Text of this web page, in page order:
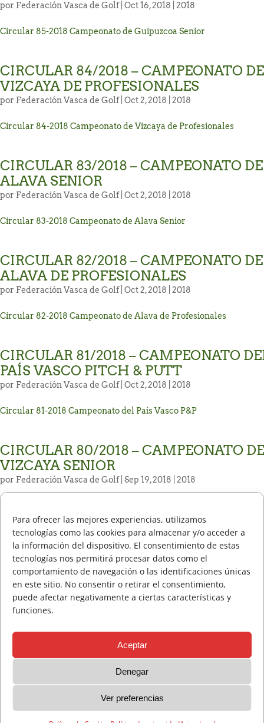
Para ofrecer las mejores experiencias, utilizamos
tecnologías como las cookies para almacenar y/o acceder a
la información del dispositivo. El consentimiento de estas
tecnologías nos permitirá procesar datos como el
comportamiento de navegación o las identificaciones únicas
en este sitio. No consentir o retirar el consentimiento,
puede afectar negativamente a ciertas características y
funciones.
Aceptar
Denegar
Ver preferencias
por Federación Vasca de Golf| Oct 16, 2018 | 2018
Circular 85-2018 Campeonato de Guipuzcoa Senior
CIRCULAR 84/2018 – CAMPEONATO DE
VIZCAYA DE PROFESIONALES
por Federación Vasca de Golf| Oct 2, 2018 | 2018
Circular 84-2018 Campeonato de Vizcaya de Profesionales
CIRCULAR 83/2018 – CAMPEONATO DE
ALAVA SENIOR
por Federación Vasca de Golf| Oct 2, 2018 | 2018
Circular 83-2018 Campeonato de Alava Senior
CIRCULAR 82/2018 – CAMPEONATO DE
ALAVA DE PROFESIONALES
por Federación Vasca de Golf| Oct 2, 2018 | 2018
Circular 82-2018 Campeonato de Alava de Profesionales
CIRCULAR 81/2018 – CAMPEONATO
PAÍS VASCO PITCH & PUTT
por Federación Vasca de Golf| Oct 2, 2018 | 2018
Circular 81-2018 Campeonato del País Vasco P&P
CIRCULAR 80/2018 – CAMPEONATO DE
VIZCAYA SENIOR
por Federación Vasca de Golf| Sep 19, 2018 | 2018
« Entradas más antiguas
2026 2025 2024 2023 2022 2021 2020
2019 2017 2013
2012 2011 2010 2009 2008 2007 2006
2005